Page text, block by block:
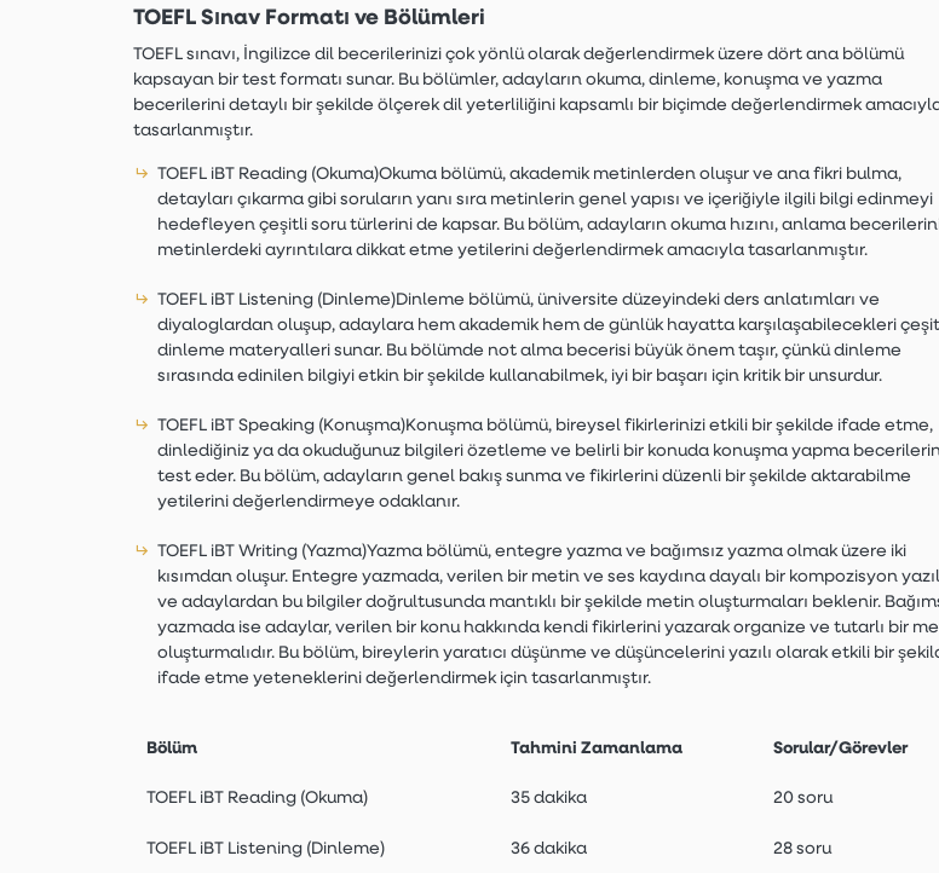
TOEFL Sınav Formatı ve Bölümleri
TOEFL sınavı, İngilizce dil becerilerinizi çok yönlü olarak değerlendirmek üzere dört ana bölümü
kapsayan bir test formatı sunar. Bu bölümler, adayların okuma, dinleme, konuşma ve yazma
becerilerini detaylı bir şekilde ölçerek dil yeterliliğini kapsamlı bir biçimde değerlendirmek
tasarlanmıştır.
TOEFL iBT Reading (Okuma)Okuma bölümü, akademik metinlerden oluşur ve ana fikri bulma,
detayları çıkarma gibi soruların yanı sıra metinlerin genel yapısı ve içeriğiyle ilgili bilgi edinmeyi
hedefleyen çeşitli soru türlerini de kapsar. Bu bölüm, adayların okuma hızını, anlama
metinlerdeki ayrıntılara dikkat etme yetilerini değerlendirmek amacıyla tasarlanmıştır.
TOEFL iBT Listening (Dinleme)Dinleme bölümü, üniversite düzeyindeki ders anlatımları ve
diyaloglardan oluşup, adaylara hem akademik hem de günlük hayatta karşılaşabilecekleri
dinleme materyalleri sunar. Bu bölümde not alma becerisi büyük önem taşır, çünkü dinleme
sırasında edinilen bilgiyi etkin bir şekilde kullanabilmek, iyi bir başarı için kritik bir unsurdur.
TOEFL iBT Speaking (Konuşma)Konuşma bölümü, bireysel fikirlerinizi etkili bir şekilde ifade etme,
dinlediğiniz ya da okuduğunuz bilgileri özetleme ve belirli bir konuda konuşma yapma
test eder. Bu bölüm, adayların genel bakış sunma ve fikirlerini düzenli bir şekilde aktarabilme
yetilerini değerlendirmeye odaklanır.
TOEFL iBT Writing (Yazma)Yazma bölümü, entegre yazma ve bağımsız yazma olmak üzere iki
kısımdan oluşur. Entegre yazmada, verilen bir metin ve ses kaydına dayalı bir kompozisyon
ve adaylardan bu bilgiler doğrultusunda mantıklı bir şekilde metin oluşturmaları beklenir.
yazmada ise adaylar, verilen bir konu hakkında kendi fikirlerini yazarak organize ve tutarlı bir
oluşturmalıdır. Bu bölüm, bireylerin yaratıcı düşünme ve düşüncelerini yazılı olarak etkili bir
ifade etme yeteneklerini değerlendirmek için tasarlanmıştır.
Bölüm Tahmini Zamanlama Sorular/Görevler
TOEFL iBT Reading (Okuma) 35 dakika 20 soru
TOEFL iBT Listening (Dinleme) 36 dakika 28 soru